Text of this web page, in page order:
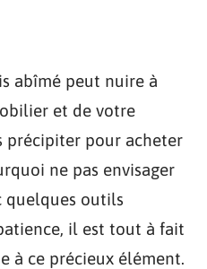
abîmé peut nuire à
et de votre
précipiter pour acheter
ne pas envisager
quelques outils
il est tout à fait
à ce précieux élément.